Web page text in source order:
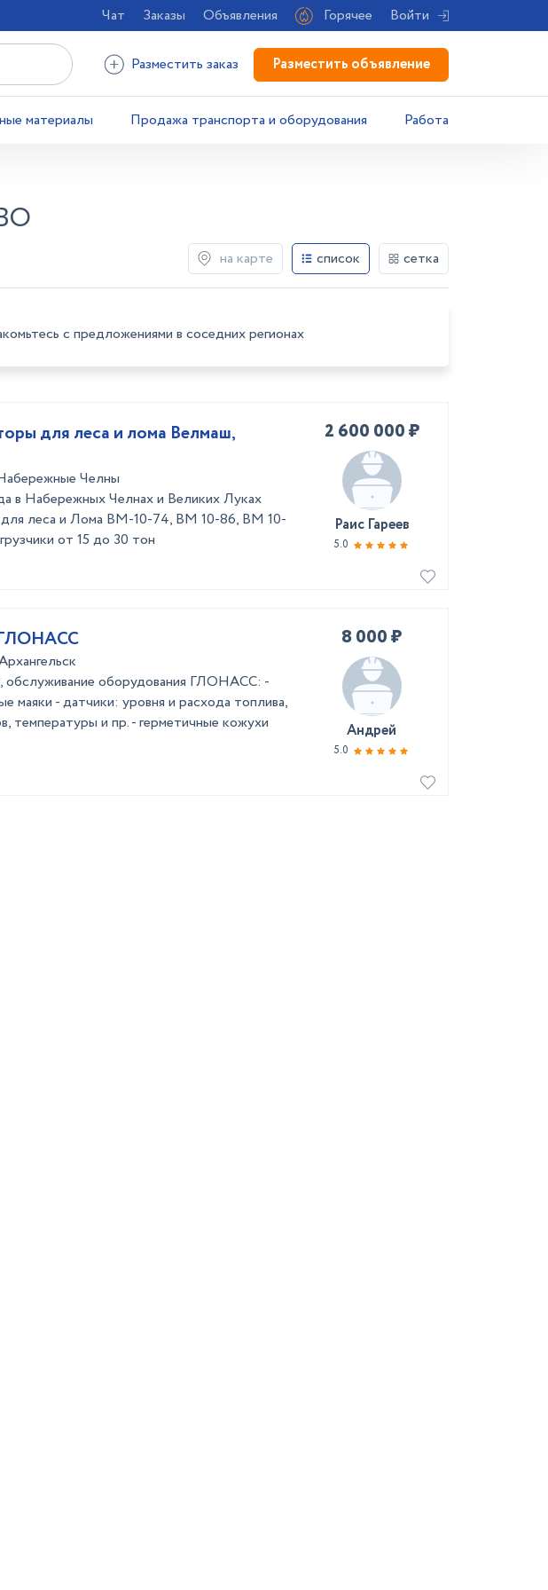
Чат Заказы Объявления Горячее Войти
Разместить заказ Разместить объявление
материалы Продажа транспорта и оборудования Работа
на карте список сетка
с предложениями в соседних регионах
для леса и лома Велмаш,
Челны
в Набережных Челнах и Великих Луках
для леса и Лома ВМ-10-74, ВМ 10-86, ВМ 10-
от 15 до 30 тон
2 600 000 ₽
Раис Гареев
5.0
обслуживание оборудования ГЛОНАСС: -
маяки - датчики: уровня и расхода топлива,
температуры и пр. - герметичные кожухи
8 000 ₽
Андрей
5.0